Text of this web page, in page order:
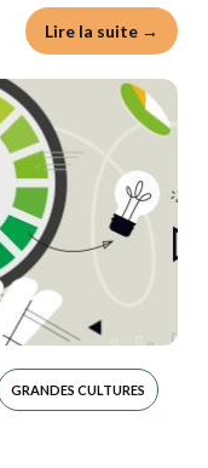
Lire la suite →
GRANDES CULTURES